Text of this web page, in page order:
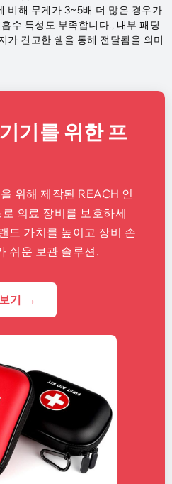
비해 무게가 3~5배 더 많은 경우가
수 특성도 부족합니다., 내부 패딩
가 견고한 쉘을 통해 전달됨을 의미
기를 위한 프
위해 제작된 REACH 인
의료 장비를 보호하세
드 가치를 높이고 장비 손
쉬운 보관 솔루션.
기 →